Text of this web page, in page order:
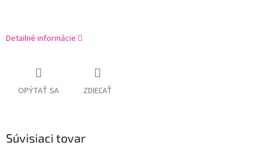
Detailné informácie
OPÝTAŤ SA ZDIEĽAŤ
Súvisiaci tovar